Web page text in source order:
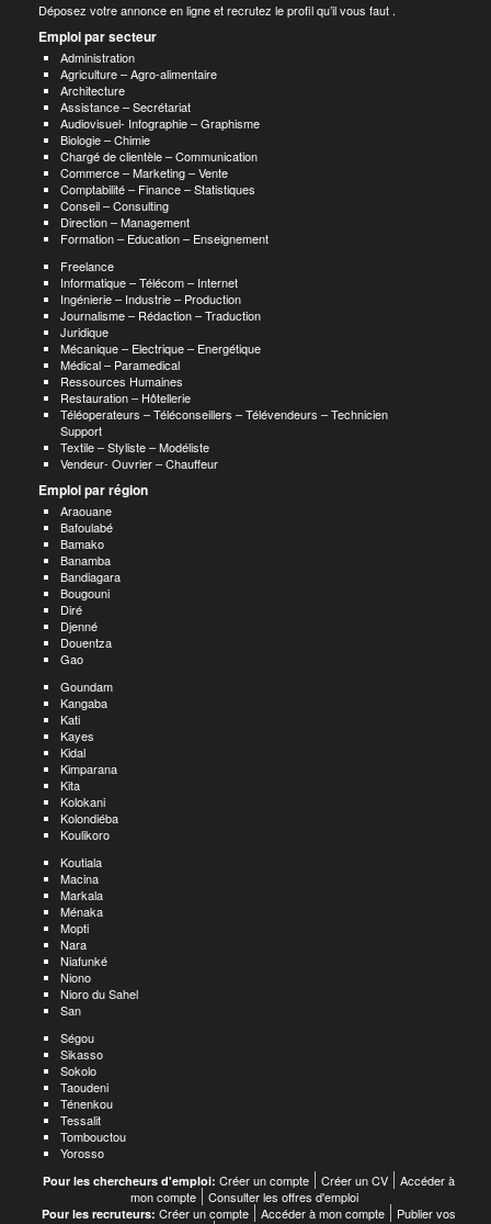
Déposez votre annonce en ligne et recrutez le profil qu’il vous faut .
Emploi par secteur
Administration
Agriculture – Agro-alimentaire
Architecture
Assistance – Secrétariat
Audiovisuel- Infographie – Graphisme
Biologie – Chimie
Chargé de clientèle – Communication
Commerce – Marketing – Vente
Comptabilité – Finance – Statistiques
Conseil – Consulting
Direction – Management
Formation – Education – Enseignement
Freelance
Informatique – Télécom – Internet
Ingénierie – Industrie – Production
Journalisme – Rédaction – Traduction
Juridique
Mécanique – Electrique – Energétique
Médical – Paramedical
Ressources Humaines
Restauration – Hôtellerie
Téléoperateurs – Téléconseillers – Télévendeurs – Technicien
Support
Textile – Styliste – Modéliste
Vendeur- Ouvrier – Chauffeur
Emploi par région
Araouane
Bafoulabé
Bamako
Banamba
Bandiagara
Bougouni
Diré
Djenné
Douentza
Gao
Goundam
Kangaba
Kati
Kayes
Kidal
Kimparana
Kita
Kolokani
Kolondiéba
Koulikoro
Koutiala
Macina
Markala
Ménaka
Mopti
Nara
Niafunké
Niono
Nioro du Sahel
San
Ségou
Sikasso
Sokolo
Taoudeni
Ténenkou
Tessalit
Tombouctou
Yorosso
Pour les chercheurs d'emploi: Créer un compte Créer un CV
Accéder à
mon compte
Consulter les offres d'emploi
Pour les recruteurs: Créer un compte Accéder à mon compte
Publier vos